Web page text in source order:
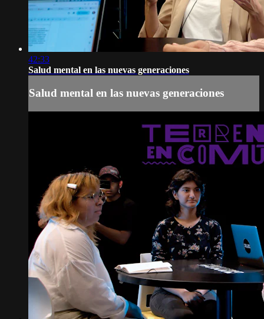
42:33
Salud mental en las nuevas generaciones
Salud mental en las nuevas generaciones